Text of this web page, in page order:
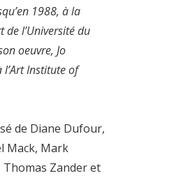
1988, à la
de l’Université du
oeuvre, Jo
Institute of
de Diane Dufour,
Mack, Mark
Thomas Zander et